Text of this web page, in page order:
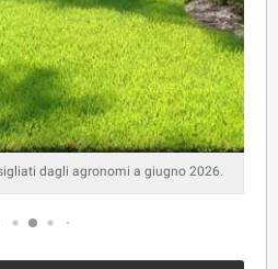
dagli agronomi a giugno 2026.